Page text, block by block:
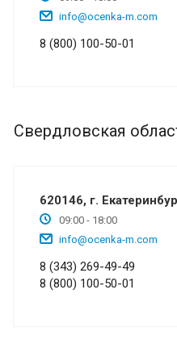
info@ocenka-m.com
8 (800) 100-50-01
Свердловская
620146, г.
09:00 - 18:00
info@ocenka-m.com
8 (343) 269-49-49
8 (800) 100-50-01